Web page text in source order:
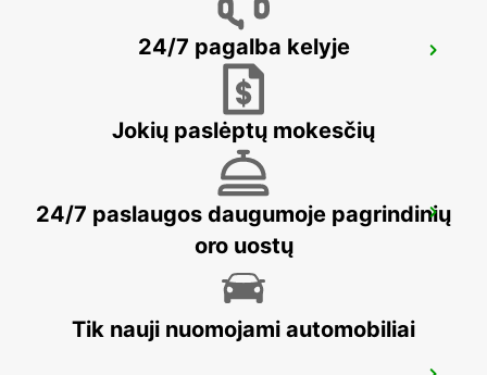
BARCELONA POBLENOU SUPERSITE
BARCELONA GRAN VIA
24/7 pagalba kelyje
Jokių paslėptų mokesčių
24/7 paslaugos daugumoje pagrindinių
oro uostų
Tik nauji nuomojami automobiliai